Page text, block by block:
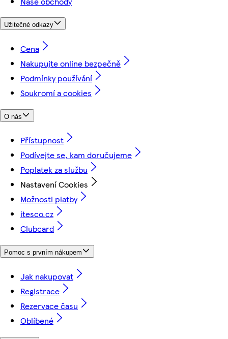
Užitečné odkazy
Cena
Nakupujte online bezpečně
Podmínky používání
Soukromí a cookies
O nás
Přístupnost
Podívejte se, kam doručujeme
Poplatek za službu
Nastavení Cookies
Možnosti platby
itesco.cz
Clubcard
Pomoc s prvním nákupem
Jak nakupovat
Registrace
Rezervace času
Oblíbené